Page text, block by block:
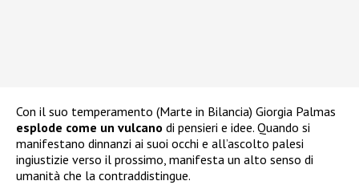
Con il suo temperamento (Marte in Bilancia) Giorgia Palmas
esplode come un vulcano di pensieri e idee. Quando si
manifestano dinnanzi ai suoi occhi e all’ascolto palesi
ingiustizie verso il prossimo, manifesta un alto senso di
umanità che la contraddistingue.